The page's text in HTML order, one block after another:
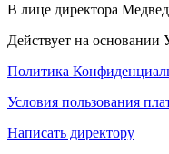
В лице директора
Действует на основании
Политика
Условия пользования
Написать директору